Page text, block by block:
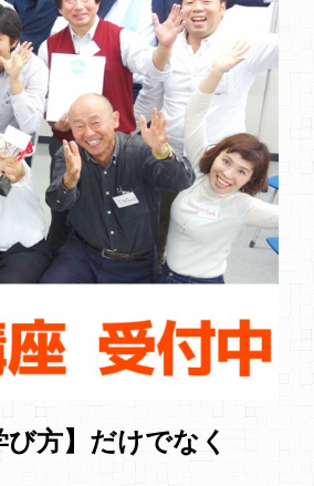
方】だけでなく